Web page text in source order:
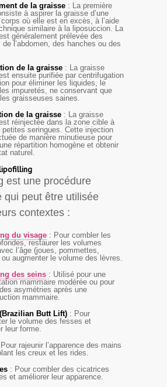
de la graisse : La première
à aspirer la graisse d’une
où elle est en excès, à l’aide
similaire à la liposuccion. La
généralement prélevée des
l’abdomen, des hanches ou des
de la graisse : La graisse
ensuite purifiée par centrifugation
pour éliminer les liquides, le
impuretés, ne conservant que
graisseuses saines.
de la graisse : La graisse
réinjectée dans la zone cible à
petites seringues. Cette injection
de manière minutieuse pour
répartition homogène et obtenir
naturel.
est une procédure
qui peut être utilisée
contextes :
du visage : Pour combler les
restaurer les volumes
l’âge (joues, pommettes,
augmenter le volume des lèvres.
des seins : Utilisé pour une
mammaire modérée ou pour
asymétries après une
mammaire.
Butt Lift) : Pour
le volume des fesses et
leur forme.
rajeunir l’apparence des mains
les creux et les rides.
: Pour combler des cicatrices
et améliorer leur apparence.